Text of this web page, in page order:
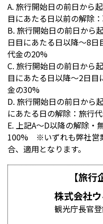
A. 旅行開始日の前日から
目にあたる日以前の解除
B. 旅行開始日の前日から
日目にあたる日以降～8
代金の20%
C. 旅行開始日の前日から
目にあたる日以降～2日
金の30%
D. 旅行開始日の前日から
にあたる日の解除：旅行
E. 上記A～D以降の解除・
100% ※いずれも弊社営
合、適用となります。
【旅行
株式会社
観光庁長官